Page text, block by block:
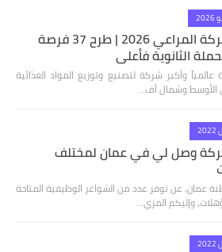
وظائف شركة المراعي 2026 | طرح 37 فرصة
الثانوية فأعلى
وأكبر شركة لتصنيع وتوزيع المواد الغذائية
الأوسط وشمال أف…
وصل لي في عمان لمختلف
عن توفر عدد من الشواغر الوظيفية المتاحة
وإليكم المزي…